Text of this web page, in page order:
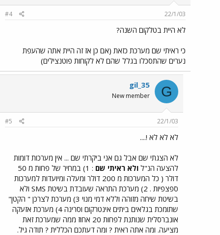
22/1/03
#4
לא היית בטלקום השנה?
כי ראיתי שם מערכת כזאת (אם כן אז זה היית אתה שהעפת
נערים שהתסכלו בגלל שהם לא לקוחות פוטנצילים)
G
gil_35
New member
22/1/03
#5
לא לא לא !....
לא הצגתי שם אבל גם אני ביקרתי שם ... אין מערכות דומות
להצעה הנ"ל ולא ראיתי שם
: 1) במחיר של פחות מ 50
דולר ( כל המערכות מ 200 דולר ומעלה ומיועדות למערכות
ספצפיות . 2) מערכת התראה שעובדת בשיטת SMS ולא
בשיטת שיחה מזוהה וללא דמי מנוי 3) מערכת לצרכן " הקטן"
שתומכת בגלאים ביתים אינטרקום וסרינה 4) מערכת אזעקה
אונברסלית שנותנת לפחות 20 אחוז ממה שמערכת זאת
מציעה. ומה אתה ראית ? ומה דעתכם הכללית ? תודה גיל.